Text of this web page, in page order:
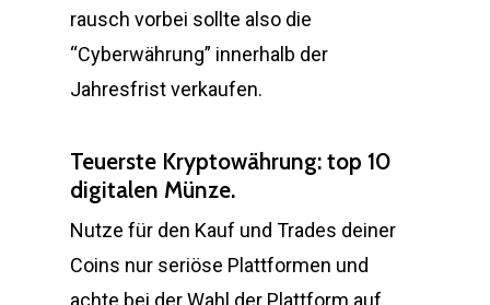
rausch vorbei sollte also die
“Cyberwährung” innerhalb der
Jahresfrist verkaufen.
Teuerste Kryptowährung: top 10
digitalen Münze.
Nutze für den Kauf und Trades deiner
Coins nur seriöse Plattformen und
achte bei der Wahl der Plattform auf